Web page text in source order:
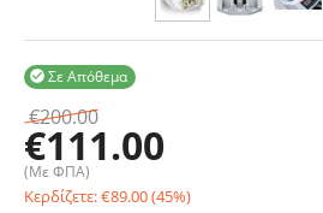
Σε Απόθεμα

€200.00
€111.00
(Με ΦΠΑ)
Κερδίζετε:€89.00(45%)